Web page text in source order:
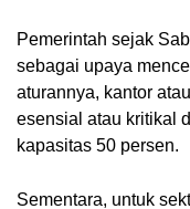
Pemerintah sejak
sebagai upaya
aturannya, kantor
esensial atau kritikal
kapasitas 50 persen.
Sementara, untuk